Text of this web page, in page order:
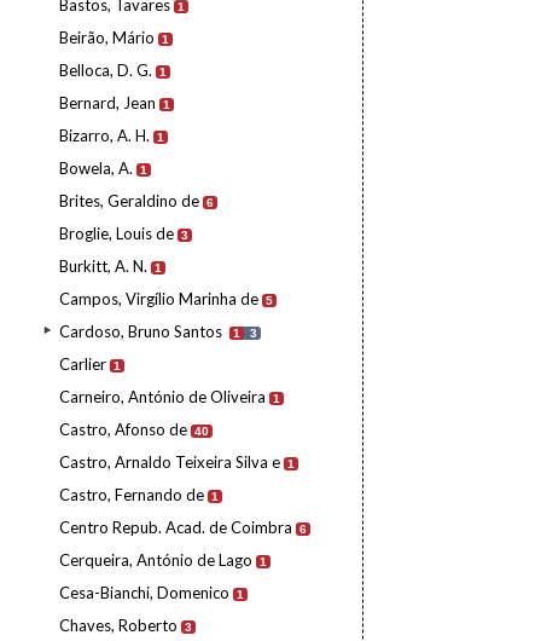
Bastos, Tavares 1
Beirão, Mário 1
Belloca, D. G. 1
Bernard, Jean 1
Bizarro, A. H. 1
Bowela, A. 1
Brites, Geraldino de 6
Broglie, Louis de 3
Burkitt, A. N. 1
Campos, Virgílio Marinha de 5
Cardoso, Bruno Santos 1 3
Carlier 1
Carneiro, António de Oliveira 1
Castro, Afonso de 40
Castro, Arnaldo Teixeira Silva e 1
Castro, Fernando de 1
Centro Repub. Acad. de Coimbra 6
Cerqueira, António de Lago 1
Cesa-Bianchi, Domenico 1
Chaves, Roberto 3